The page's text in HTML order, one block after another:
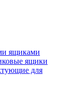
ящиками
ящики
для